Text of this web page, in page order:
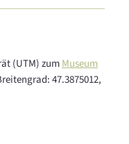
(UTM) zumMuseum
47.3875012,